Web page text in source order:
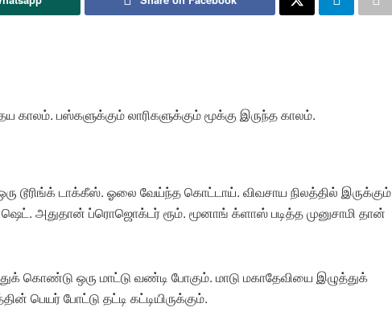
காலம். பஸ்களுக்கும் லாரிகளுக்கும் மூக்கு இருந்த காலம்.
டூரிங்க் டாக்கீஸ். ஓலை வேய்ந்த கொட்டாய். விவசாய நிலத்தில் இருக்கும்
ஷெட். அதுதான் ப்ரொஜொக்டர் ரூம். மூனாங் க்ளாஸ் படித்த முனுசாமி தான்
கொண்டு ஒரு மாட்டு வண்டி போகும். மாடு மகாதேவியை இழுத்துக்
பெயர் போட்டு தட்டி கட்டியிருக்கும்.